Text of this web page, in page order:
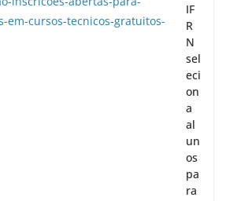
IF
R
N
sel
eci
on
a
al
un
os
pa
ra